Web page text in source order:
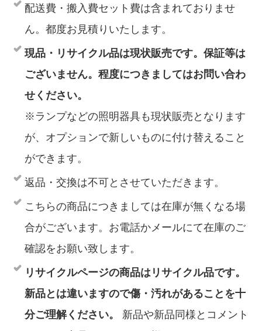
配送費・搬入費セット費は含まれておりませ
ん。都度お見積りいたします。
現品・リサイクル品は現状販売です。保証等は
ございません。程度につきましてはお問い合わ
せください。
※ランプなどの照明器具も現状販売となります
が、オプションで新しいものに付け替えること
ができます。
返品・交換は不可とさせていただきます。
こちらの商品につきましては在庫が無くなる場
合がございます。お電話かメールにて在庫のご
確認をお願い致します。
リサイクルページの商品はリサイクル品です。
新品とは違いますので傷・汚れがあることを十
分ご理解ください。
新品や新品同様とコメント